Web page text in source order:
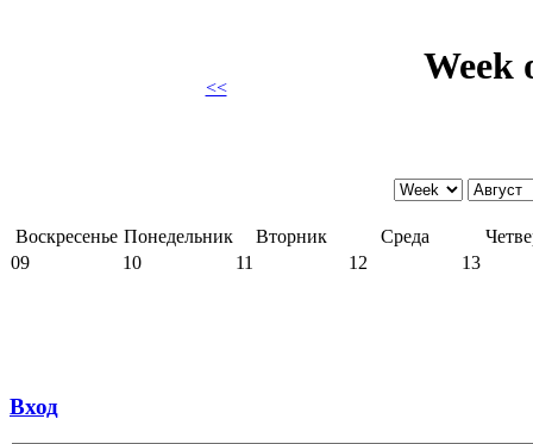
<<
Week
Воскресенье Понедельник Вторник Среда
09
10 11 12 13
Вход